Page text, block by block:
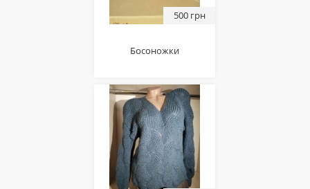
500 грн
Босоножки